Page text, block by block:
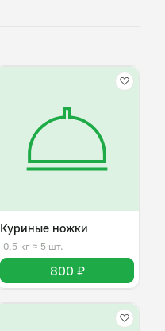
Куриные ножки
0,5 кг ≈ 5 шт.
800 ₽